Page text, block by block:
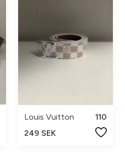
Louis Vuitton
110
249 SEK